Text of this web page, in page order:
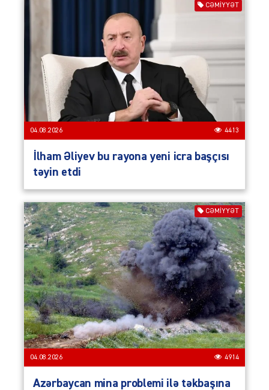
CƏMIYYƏT
04.08.2026 4413
İlham Əliyev bu rayona yeni icra başçısı
təyin etdi
CƏMIYYƏT
04.08.2026 4914
Azərbaycan mina problemi ilə təkbaşına